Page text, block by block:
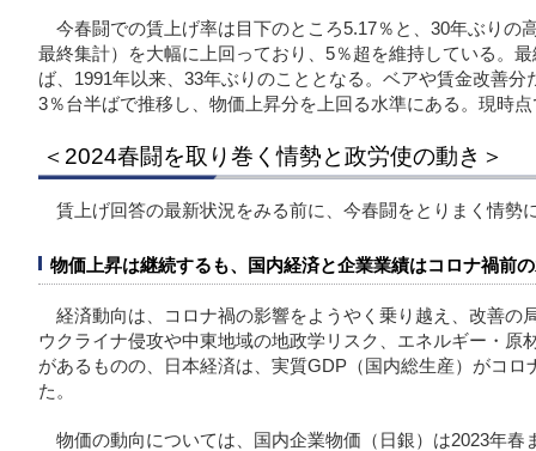
今春闘での賃上げ率は目下のところ5.17％と、30年ぶりの
最終集計）を大幅に上回っており、5％超を維持している。
ば、1991年以来、33年ぶりのこととなる。ベアや賃金改善
3％台半ばで推移し、物価上昇分を上回る水準にある。現時
＜2024春闘を取り巻く情勢と政労使の動き＞
賃上げ回答の最新状況をみる前に、今春闘をとりまく情勢
物価上昇は継続するも、国内経済と企業業績はコロナ禍前
経済動向は、コロナ禍の影響をようやく乗り越え、改善の
ウクライナ侵攻や中東地域の地政学リスク、エネルギー・原
があるものの、日本経済は、実質GDP（国内総生産）がコロ
た。
物価の動向については、国内企業物価（日銀）は2023年